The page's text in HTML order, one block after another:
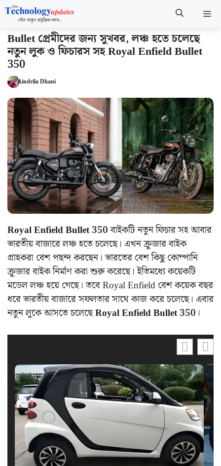
Skip
content
Bullet প্রেমীদের জন্য সুখবর, লঞ্চ হতে চলেছে
নতুন লুক ও ফিচারস সহ Royal Enfield Bullet
350
Aindrila Dhani
Royal Enfield Bullet 350বাইকটি নতুন ফিচার সহ আবার
ভারতীয় বাজারে লঞ্চ হতে চলেছে। এখন ক্রুজার বাইক
গ্রাহকরা বেশ পছন্দ করছেন। ভারতের বেশ কিছু কোম্পানি
ক্রুজার বাইক নির্মাণ করা শুরু করেছে। ইতিমধ্যে কয়েকটি
মডেল লঞ্চ হয়ে গেছে। তবে Royal Enfield বেশ কয়েক বছর
ধরে ভারতীয় বাজারে সফলতার সাথে কাজ করে চলেছে। এবার
নতুন লুকে আসতে চলেছেRoyal Enfield Bullet 350 ।